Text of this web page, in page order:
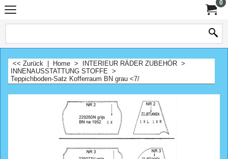
0
<< Zurück Home > INTERIEUR RÄDER ZUBEHÖR >
INNENAUSSTATTUNG STOFFE >
Teppichboden-Satz Kofferraum BN grau <7/